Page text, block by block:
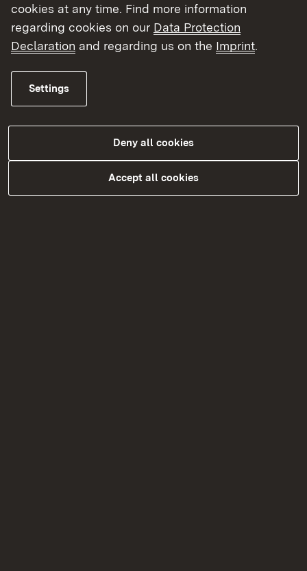
Wer kann einen Antrag stellen?
Anerkannte Träger der Weiterbildung i. S. v. § 2, 5
WBiFöG (z. B. VHS, Bildungswerk der Erzdiözese)
cookies at any time. Find more information
regarding cookies on our Data Protection
Declaration and regarding us on the Imprint.
Settings
Deny all cookies
Accept all cookies